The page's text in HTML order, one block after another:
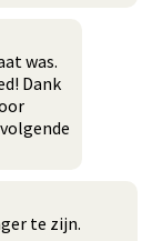
was.
Dank
te zijn.